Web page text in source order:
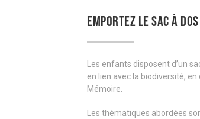
EMPORTEZ LE SAC À
Les enfants disposent d’un
en lien avec la biodiversité,
Mémoire.
Les thématiques abordées